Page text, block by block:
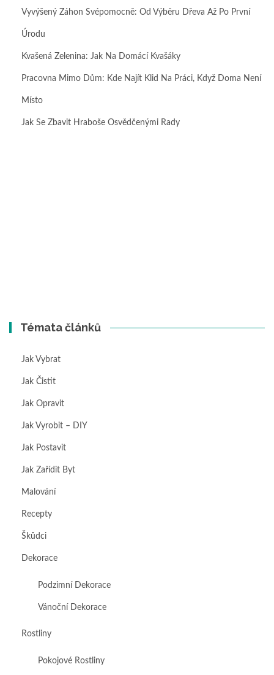
Vyvýšený Záhon Svépomocně: Od Výběru Dřeva Až Po První
Úrodu
Kvašená Zelenina: Jak Na Domácí Kvašáky
Pracovna Mimo Dům: Kde Najít Klid Na Práci, Když Doma Není
Místo
Jak Se Zbavit Hraboše Osvědčenými Rady
Témata článků
Jak Vybrat
Jak Čistit
Jak Opravit
Jak Vyrobit – DIY
Jak Postavit
Jak Zařídit Byt
Malování
Recepty
Škůdci
Dekorace
Podzimní Dekorace
Vánoční Dekorace
Rostliny
Pokojové Rostliny